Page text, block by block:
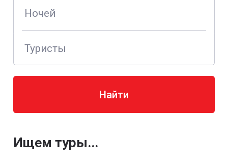
Ночей
Туристы
Найти
Ищем туры...